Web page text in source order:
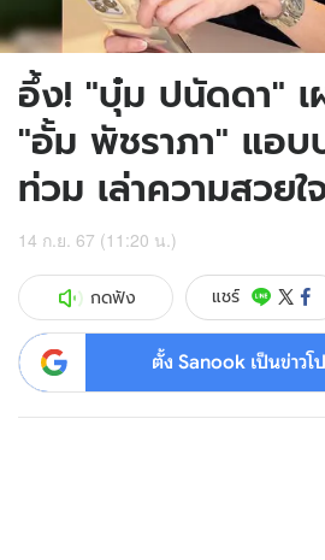
อึ้ง! "บุ๋ม ปนัดดา" เ
"อั้ม พัชราภา" แอบ
ท่วม เล่าความสวย
14 ก.ย. 67 (11:20 น.)
กดฟัง แชร์
ตั้ง Sanook เป็นข่าว